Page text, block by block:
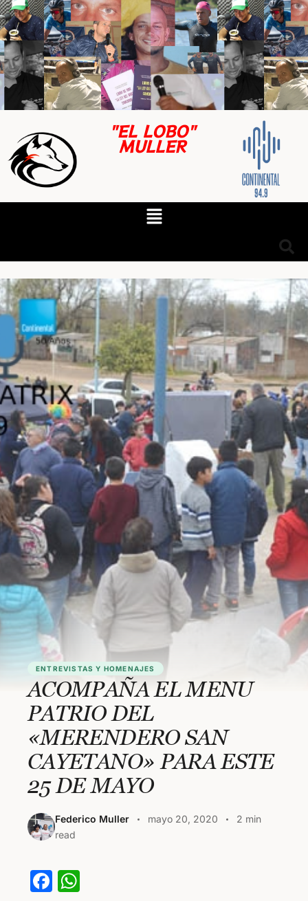
"EL LOBO"
MULLER
ENTREVISTAS Y HOMENAJES
ACOMPAÑA EL MENU
PATRIO DEL
«MERENDERO SAN
CAYETANO» PARA ESTE
25 DE MAYO
Federico Muller mayo 20, 2020
2 min
read
F